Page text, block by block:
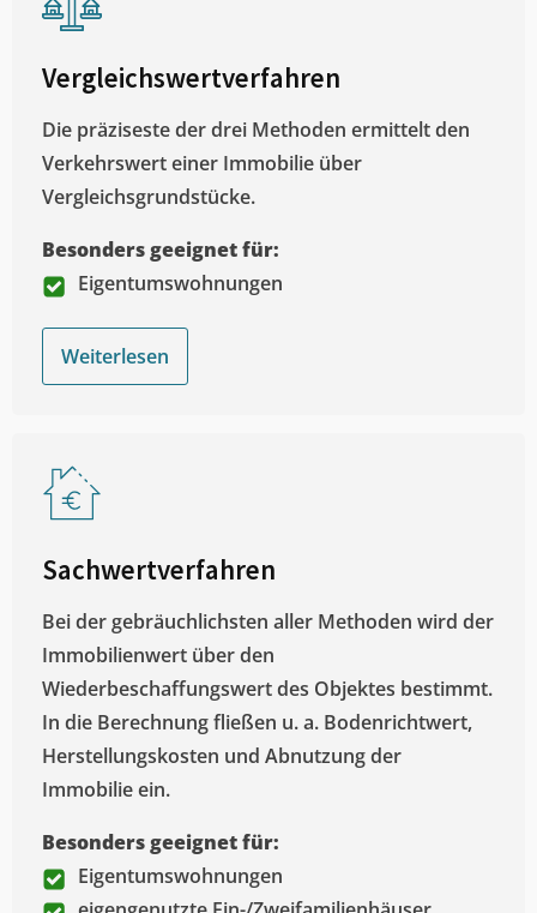
Vergleichswertverfahren
Die präziseste der drei Methoden ermittelt den
Verkehrswert einer Immobilie über
Vergleichsgrundstücke.
Besonders geeignet für:
Eigentumswohnungen
Weiterlesen
Sachwertverfahren
Bei der gebräuchlichsten aller Methoden wird der
Immobilienwert über den
Wiederbeschaffungswert des Objektes bestimmt.
In die Berechnung fließen u. a. Bodenrichtwert,
Herstellungskosten und Abnutzung der
Immobilie ein.
Besonders geeignet für:
Eigentumswohnungen